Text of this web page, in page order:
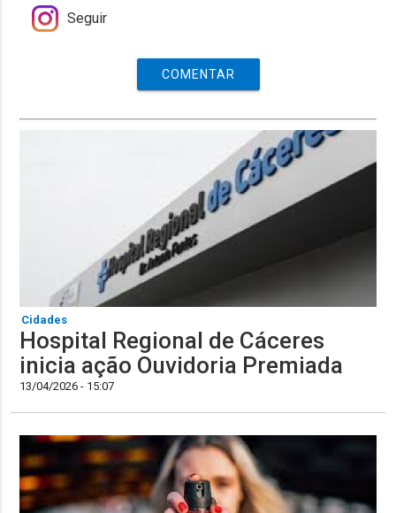
Seguir
COMENTAR
Cidades
Hospital Regional de Cáceres
inicia ação Ouvidoria Premiada
13/04/2026 - 15:07